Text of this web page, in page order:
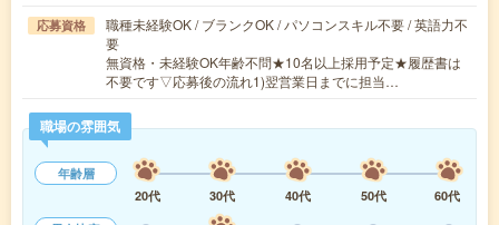
応募資格
職種未経験OK / ブランクOK / パソコンスキル不要 / 英語力不
要
無資格・未経験OK年齢不問★10名以上採用予定★履歴書は
不要です▽応募後の流れ1)翌営業日までに担当…
職場の雰囲気
年齢層
20代
30代 40代 50代
60代